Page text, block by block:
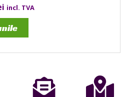
incl. TVA